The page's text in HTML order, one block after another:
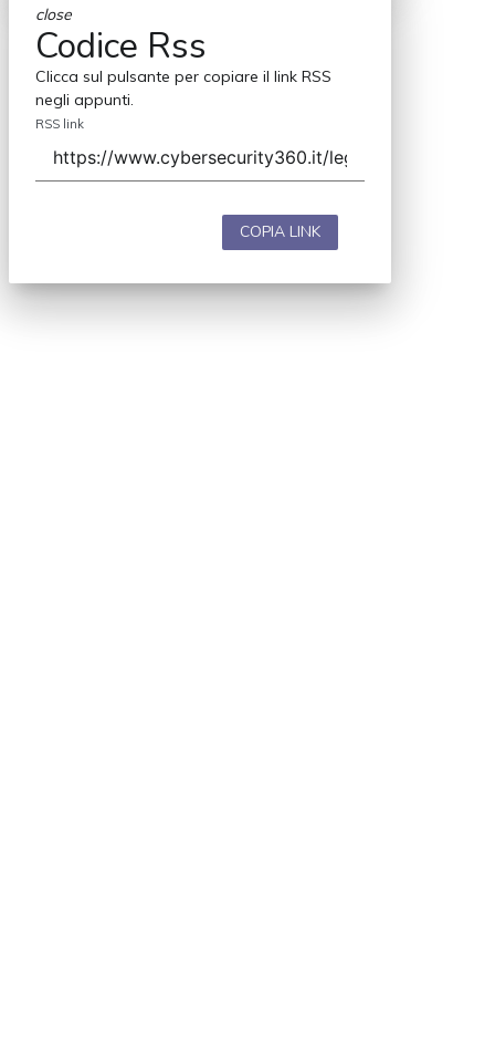
close
Codice Rss
Clicca sul pulsante per copiare il link RSS
negli appunti.
RSS link
COPIA LINK